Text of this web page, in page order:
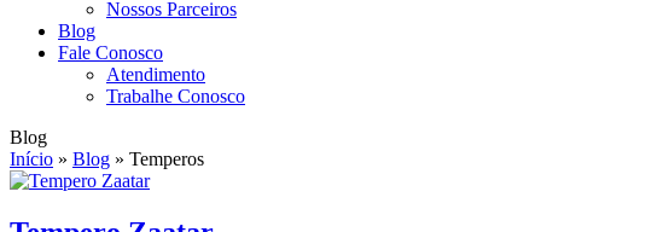
Nossos Parceiros
Blog
Fale Conosco
Atendimento
Trabalhe Conosco
Blog
Início » Blog » Temperos